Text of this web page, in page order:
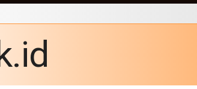
EKONOMI PERBANKAN MARKET POLITIK NEWS